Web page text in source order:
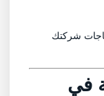
شركتك
في